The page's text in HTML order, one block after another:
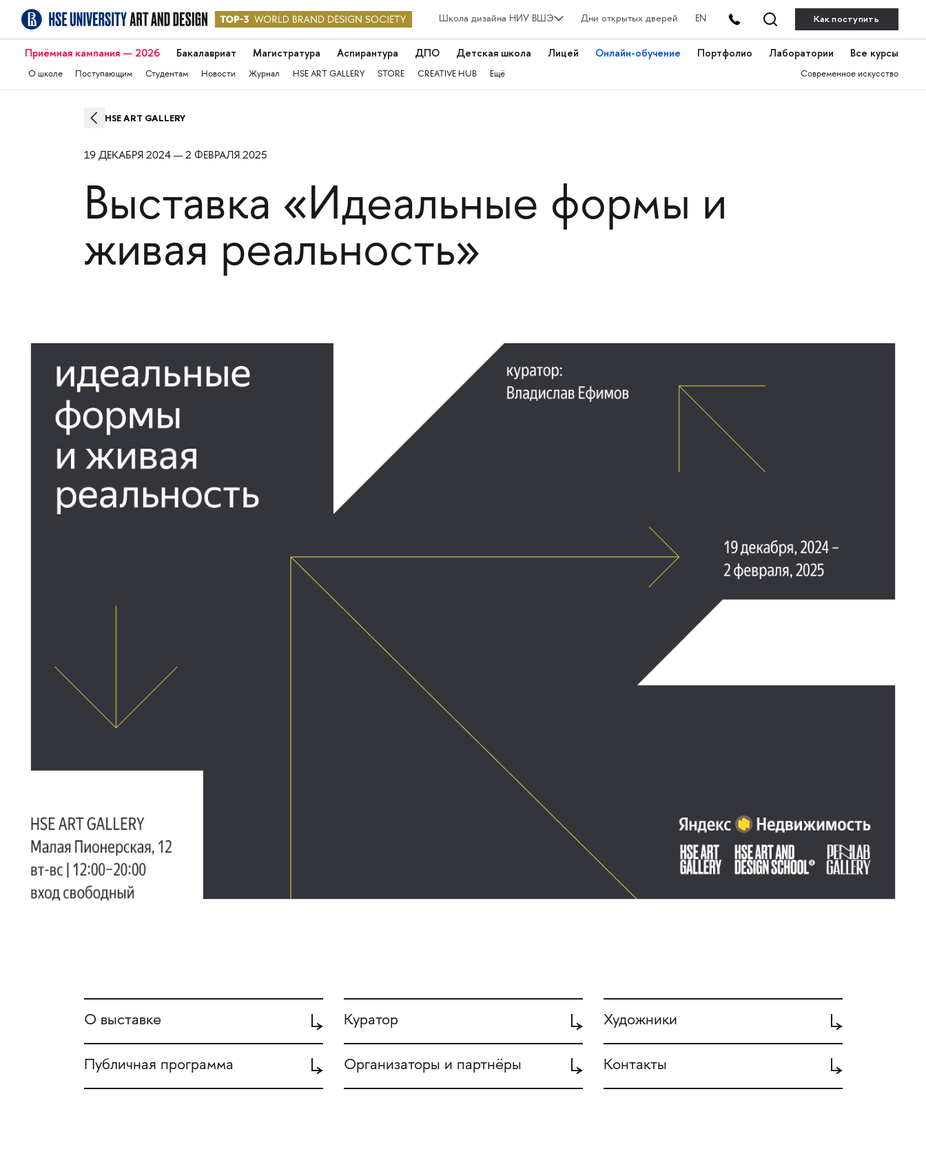
Школа дизайна НИУ ВШЭ Дни открытых дверей EN Как поступить
Приёмная кампания — 2026 Бакалавриат Магистратура Аспирантура ДПО Детская школа Лицей Онлайн-обучение Портфолио Лаборатории Все курсы
О школе Поступающим Студентам Новости Журнал HSE ART GALLERY STORE CREATIVE HUB Ещё Современное искусство
HSE ART GALLERY
19 ДЕКАБРЯ 2024 — 2 ФЕВРАЛЯ 2025
Выставка «Идеальные формы и
живая реальность»
О выставке Куратор Художники
Публичная программа Организаторы и партнёры Контакты